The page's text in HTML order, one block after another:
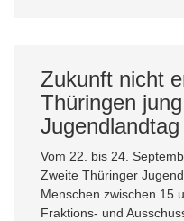
Zukunft nicht
Thüringen
Vom 22. bis 24.
Zweite Thüringer
Menschen zwischen 15
Fraktions- und